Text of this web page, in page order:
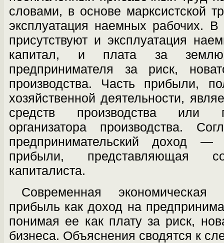
словами, в основе марксистской
эксплуатация наемных рабочих. В
присутствуют и эксплуатация
капитал, и плата за
предпринимателя за риск,
производства. Часть прибы­ли,
хозяйственной деятельности,
средств производства или
организатора производства.
предпринимательский доход
прибыли, представляющая
капиталиста.
Современная экономическая
прибыль как доход на
понимая ее как плату за риск,
бизнеса. Объясне­ния сводятся к